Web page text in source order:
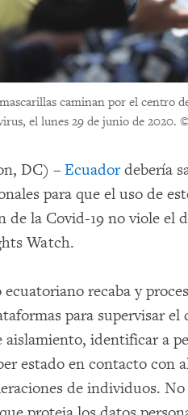
caminan por el centro
el lunes 29 de junio de 2020.
DC) – Ecuadordebería
para que el uso de
de la Covid-19 no viole el
Watch.
recaba y
para supervisar
aislamiento, identificar a
estado en contacto con
de individuos.